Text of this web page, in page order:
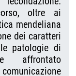
oltre ai
mendeliana
dei caratteri
patologie di
affrontato